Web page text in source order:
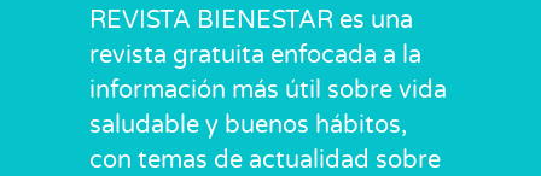
REVISTA BIENESTAR es una
revista gratuita enfocada a la
información más útil sobre vida
saludable y buenos hábitos,
con temas de actualidad sobre